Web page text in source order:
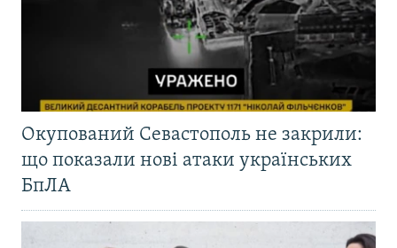
Окупований Севастополь не закрили:
що показали нові атаки українських
БпЛА